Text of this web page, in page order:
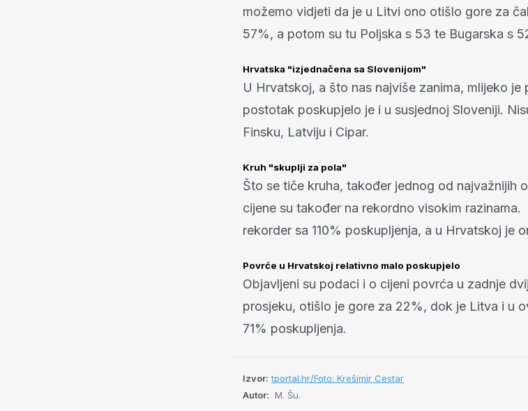
možemo vidjeti da je u Litvi ono otišlo gore za
57%, a potom su tu Poljska s 53 te Bugarska s
Hrvatska "izjednačena sa Slovenijom"
U Hrvatskoj, a što nas najviše zanima, mlijeko
postotak poskupjelo je i u susjednoj Sloveniji.
Finsku, Latviju i Cipar.
Kruh "skuplji za pola"
Što se tiče kruha, također jednog od najvažnijih
cijene su također na rekordno visokim
rekorder sa 110% poskupljenja, a u Hrvatskoj je
Povrće u Hrvatskoj relativno malo poskupjelo
Objavljeni su podaci i o cijeni povrća u zadnje
prosjeku, otišlo je gore za 22%, dok je Litva i u
71% poskupljenja.
Izvor: tportal.hr/Foto: Krešimir Cestar
Autor: M. Šu.